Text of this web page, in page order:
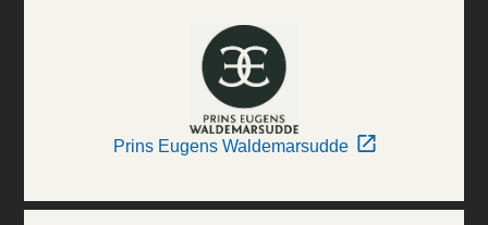
Prins Eugens Waldemarsudde